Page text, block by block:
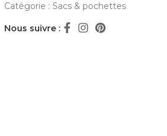
Catégorie : Sacs & pochettes
Nous suivre :